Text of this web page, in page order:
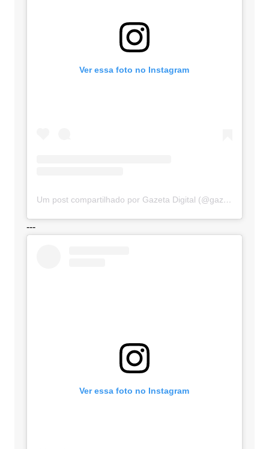
Ver essa foto no Instagram
Um post compartilhado por Gazeta Digital (@gazetadigital)
---
Ver essa foto no Instagram